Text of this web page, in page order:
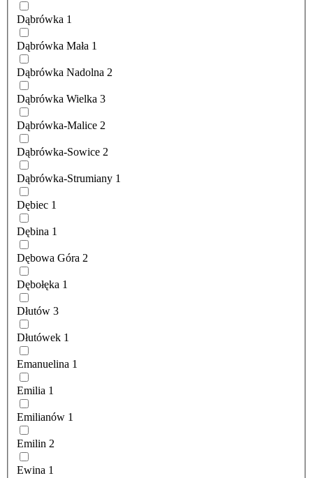
Dąbrówka 1
Dąbrówka Mała 1
Dąbrówka Nadolna 2
Dąbrówka Wielka 3
Dąbrówka-Malice 2
Dąbrówka-Sowice 2
Dąbrówka-Strumiany 1
Dębiec 1
Dębina 1
Dębowa Góra 2
Dębołęka 1
Dłutów 3
Dłutówek 1
Emanuelina 1
Emilia 1
Emilianów 1
Emilin 2
Ewina 1